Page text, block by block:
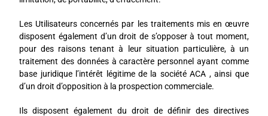
Les Utilisateurs concernés par les traitements mis en œuvre
disposent également d’un droit de s’opposer à tout moment,
pour des raisons tenant à leur situation particulière, à un
traitement des données à caractère personnel ayant comme
base juridique l’intérêt légitime de la société ACA , ainsi que
d’un droit d’opposition à la prospection commerciale.
Ils disposent également du droit de définir des directives